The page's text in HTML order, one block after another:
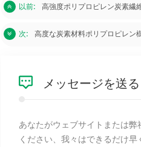
以前: 高強度ポリプロピレン炭素繊
次: 高度な炭素材料ポリプロピレン
メッセージを送る
あなたがウェブサイトまたは
ください、我々はできるだけ